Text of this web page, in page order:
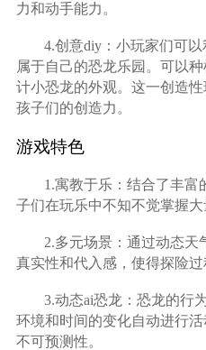
力和动手能力。
4.创意diy：小玩家们可
属于自己的恐龙乐园。可以
计小恐龙的外观。这一创造
孩子们的创造力。
游戏特色
1.寓教于乐：结合了丰富
子们在玩乐中不知不觉掌握大
2.多元场景：通过动态天
真实性和代入感，使得探险过
3.动态ai恐龙：恐龙的行
环境和时间的变化自动进行
不可预测性。